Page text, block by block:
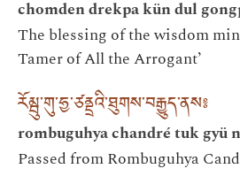
chomden drekpa kün dul
The blessing of the wisdom
Tamer of All the Arrogant’
རོམྦུ་གུ་ཧྱ་ཙནྡྲའི་ཐུགས་བརྒྱུད་ནས༔
rombuguhya chandré tuk gyü
Passed from Rombuguhya